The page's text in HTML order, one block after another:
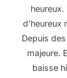
heureux.
d’heureux
Depuis
majeure.
baisse